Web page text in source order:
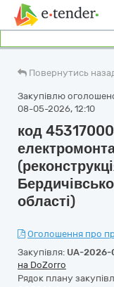
Повернутись
Закупівлю
08-05-2026, 12:10
код
області)
Оголошення про
Закупівля: UA-
на DoZorro
Рядок плану